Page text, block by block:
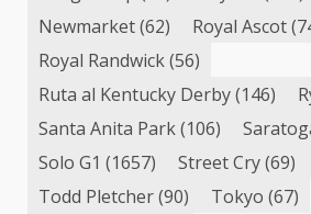
Newmarket(62) Royal Ascot
Royal Randwick(56)
Ruta al Kentucky Derby(146)
Santa Anita Park(106)
Solo G1 (1657) Street Cry(69)
Todd Pletcher(90) Tokyo (67)